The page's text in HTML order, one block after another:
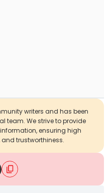
writers and has been
team. We strive to provide
ensuring high
trustworthiness.